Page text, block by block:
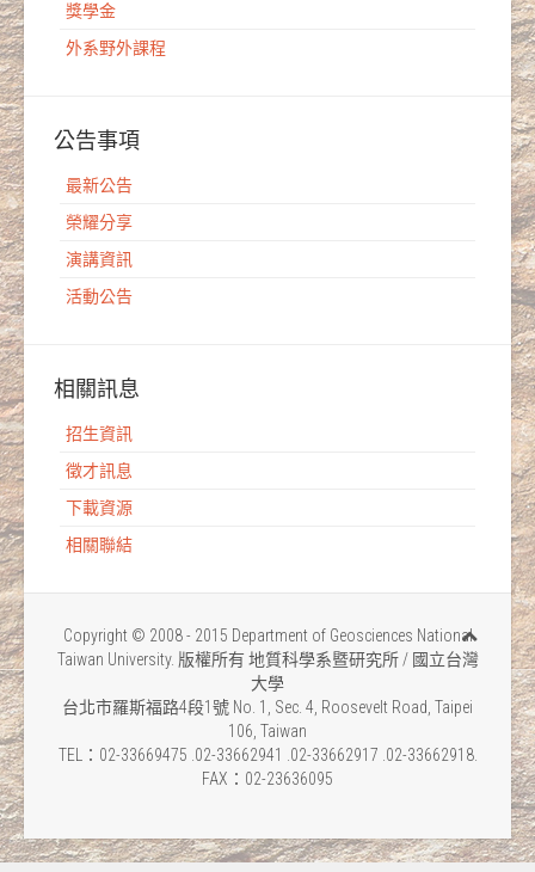
獎學金
外系野外課程
公告事項
最新公告
榮耀分享
演講資訊
活動公告
相關訊息
招生資訊
徵才訊息
下載資源
相關聯結
Copyright © 2008 - 2015 Department of Geosciences National
Taiwan University. 版權所有 地質科學系暨研究所 / 國立台灣
大學
台北市羅斯福路4段1號 No. 1, Sec. 4, Roosevelt Road, Taipei
106, Taiwan
TEL：02-33669475 .02-33662941 .02-33662917 .02-33662918.
FAX：02-23636095